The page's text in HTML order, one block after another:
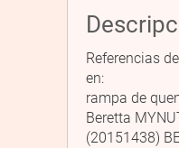
Referencias
en:
rampa de
Beretta
(20151438)